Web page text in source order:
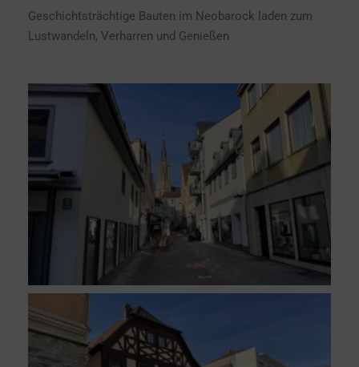
Geschichtsträchtige Bauten im Neobarock laden zum
Lustwandeln, Verharren und Genießen